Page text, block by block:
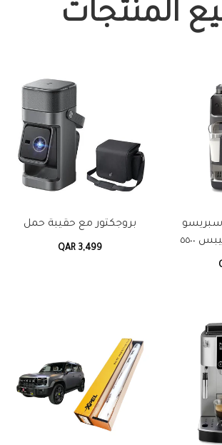
المنتجات
٥٥٠٠
بروجكتور مع حقيبة حمل
QAR 3,499